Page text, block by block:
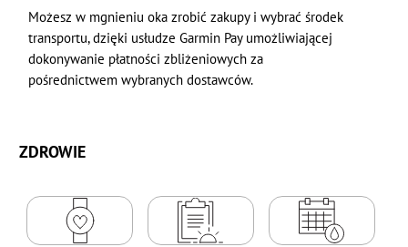
Możesz w mgnieniu oka zrobić zakupy i wybrać środek
transportu, dzięki usłudze Garmin Pay umożliwiającej
dokonywanie płatności zbliżeniowych za
pośrednictwem wybranych dostawców.
ZDROWIE